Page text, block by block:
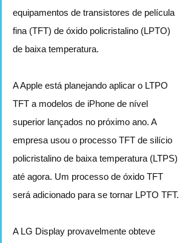
equipamentos de transistores de película
fina (TFT) de óxido policristalino (LPTO)
de baixa temperatura.
A Apple está planejando aplicar o LTPO
TFT a modelos de iPhone de nível
superior lançados no próximo ano. A
empresa usou o processo TFT de silício
policristalino de baixa temperatura (LTPS)
até agora. Um processo de óxido TFT
será adicionado para se tornar LPTO TFT.
A LG Display provavelmente obteve